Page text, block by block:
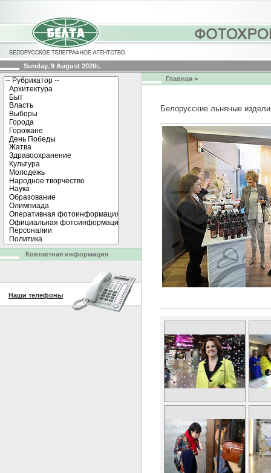
Sunday, 9 August 2026г.
Главная >
Белорусские льняные
Контактная информация
Наши телефоны